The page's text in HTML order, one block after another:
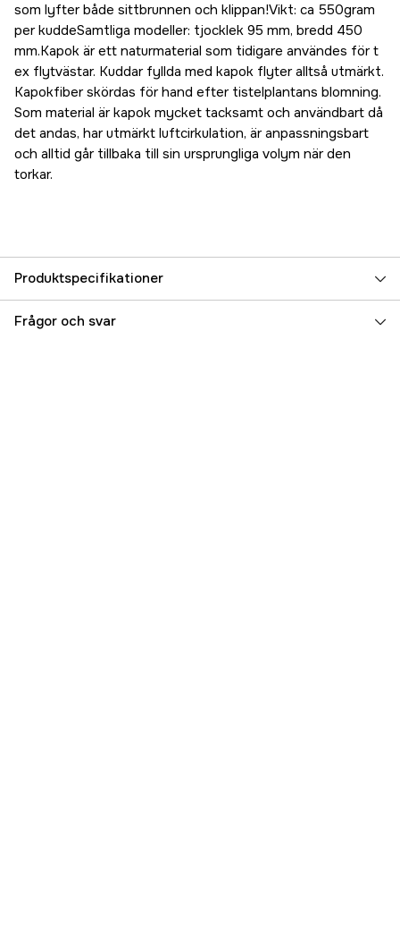
som lyfter både sittbrunnen och klippan!Vikt: ca 550gram
per kuddeSamtliga modeller: tjocklek 95 mm, bredd 450
mm.Kapok är ett naturmaterial som tidigare användes för t
ex flytvästar. Kuddar fyllda med kapok flyter alltså utmärkt.
Kapokfiber skördas för hand efter tistelplantans blomning.
Som material är kapok mycket tacksamt och användbart då
det andas, har utmärkt luftcirkulation, är anpassningsbart
och alltid går tillbaka till sin ursprungliga volym när den
torkar.
Produktspecifikationer
Referensnummer 5000020018
Frågor och svar